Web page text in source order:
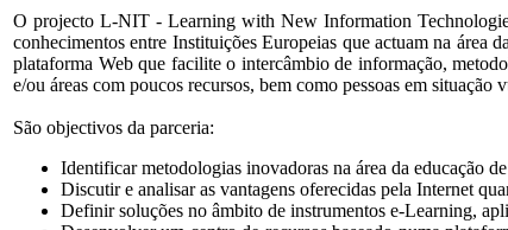
O projecto L-NIT - Learning with New Information
conhecimentos entre Instituições Europeias que actuam na área
plataforma Web que facilite o intercâmbio de informação,
e/ou áreas com poucos recursos, bem como pessoas em situação
São objectivos da parceria:
Identificar metodologias inovadoras na área da educação
Discutir e analisar as vantagens oferecidas pela Internet
Definir soluções no âmbito de instrumentos e-Learning,